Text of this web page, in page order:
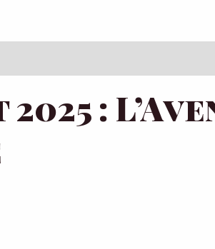
2025
Limitée
: